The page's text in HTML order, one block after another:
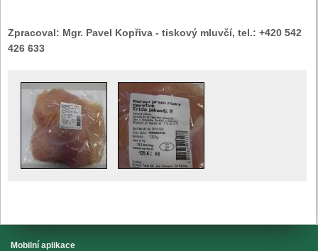
Zpracoval: Mgr. Pavel Kopřiva - tiskový mluvčí, tel.: +420 542
426 633
Mobilní aplikace